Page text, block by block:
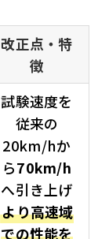
改正点・特
徴
試験速度を
従来の
20km/hか
ら70km/h
へ引き上げ
より高速域
での性能を